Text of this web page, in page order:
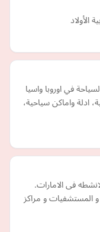
الأولاد
في اوروبا واسيا
ادلة واماكن سياحية،
فى الامارات.
المستشفيات و مراكز